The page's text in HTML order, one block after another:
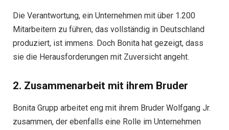
Die Verantwortung, ein Unternehmen mit über 1.200
Mitarbeitern zu führen, das vollständig in Deutschland
produziert, ist immens. Doch Bonita hat gezeigt, dass
sie die Herausforderungen mit Zuversicht angeht.
2. Zusammenarbeit mit ihrem Bruder
Bonita Grupp arbeitet eng mit ihrem Bruder Wolfgang Jr.
zusammen, der ebenfalls eine Rolle im Unternehmen